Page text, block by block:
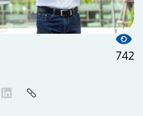
742